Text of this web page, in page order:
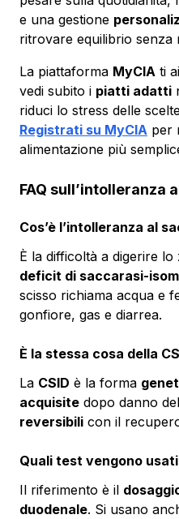
e una gestione
ritrovare equilibrio senza
La piattaforma MyCIA ti
vedi subito i piatti adatti
riduci lo stress delle
Registrati su MyCIA per
alimentazione più
FAQ sull’intolleranza
Cos’è l’intolleranza al
È la difficoltà a digerire
deficit di saccarasi-
scisso richiama acqua e
gonfiore, gas e diarrea.
È la stessa cosa della
La CSID è la forma
acquisite dopo danno
reversibili con il
Quali test vengono
Il riferimento è il
duodenale. Si usano